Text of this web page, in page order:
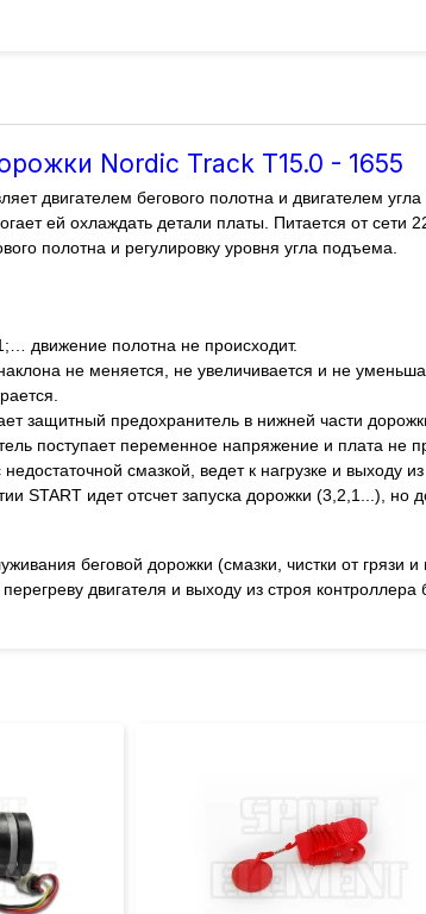
Nordic Track Т15.0 - 1655
двигателем бегового полотна и двигателем
ей охлаждать детали платы. Питается от сети
полотна и регулировку уровня угла подъема.
движение полотна не происходит.
не меняется, не увеличивается и не
защитный предохранитель в нижней части
поступает переменное напряжение и плата не
смазкой, ведет к нагрузке и выходу
START идет отсчет запуска дорожки (3,2,1...), но
беговой дорожки (смазки, чистки от
двигателя и выходу из строя контроллера